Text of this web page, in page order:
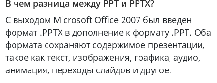
В чем разница между PPT и PPTX?
С выходом Microsoft Office 2007 был введен
формат .PPTX в дополнение к формату .PPT. Оба
формата сохраняют содержимое презентации,
такое как текст, изображения, графика, аудио,
анимация, переходы слайдов и другое.